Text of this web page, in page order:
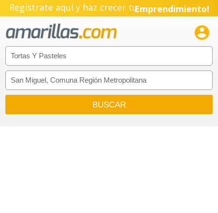
Regístrate aquí y haz crecer tuEmprendimiento!
